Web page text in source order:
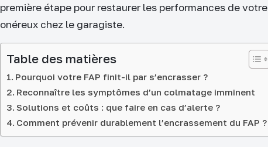
première étape pour restaurer les performances de
onéreux chez le garagiste.
Table des matières
Pourquoi votre FAP finit-il par s’encrasser ?
Reconnaître les symptômes d’un colmatage imminent
Solutions et coûts : que faire en cas d’alerte ?
Comment prévenir durablement l’encrassement du FAP ?